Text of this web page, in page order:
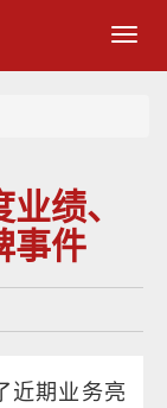
绩、
事件
近期业务亮